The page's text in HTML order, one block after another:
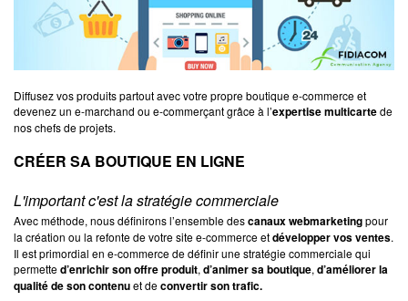
Diffusez vos produits partout avec votre propre boutique e-commerce et
devenez un e-marchand ou e-commerçant grâce à l’expertise multicartede
nos chefs de projets.
CRÉER SA BOUTIQUE EN LIGNE
L'important c'est la stratégie commerciale
Avec méthode, nous définirons l’ensemble descanaux webmarketingpour
la création ou la refonte de votre site e-commerce etdévelopper vos ventes.
Il est primordial en e-commerce de définir une stratégie commerciale qui
permetted’enrichir son offre produit, d’animer sa boutique, d’améliorer la
qualité de son contenuet deconvertir son trafic.